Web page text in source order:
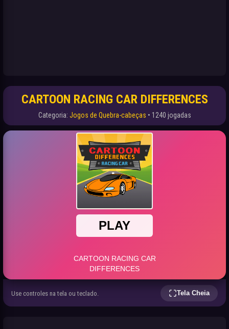
CARTOON RACING CAR DIFFERENCES
Categoria: Jogos de Quebra-cabeças • 1240 jogadas
Use controles na tela ou teclado. Tela Cheia